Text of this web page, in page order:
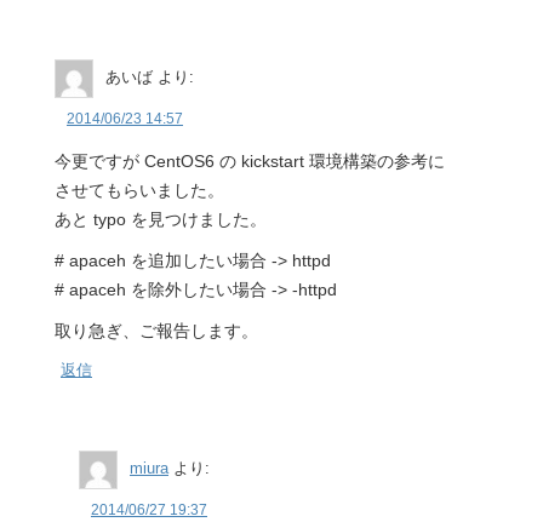
あいば より:
2014/06/23 14:57
今更ですが CentOS6 の kickstart 環境構築の参考に
させてもらいました。
あと typo を見つけました。
# apaceh を追加したい場合 -> httpd
# apaceh を除外したい場合 -> -httpd
取り急ぎ、ご報告します。
返信
miura より:
2014/06/27 19:37